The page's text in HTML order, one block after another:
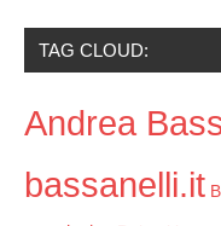
TAG CLOUD:
Andrea
bassanelli.it